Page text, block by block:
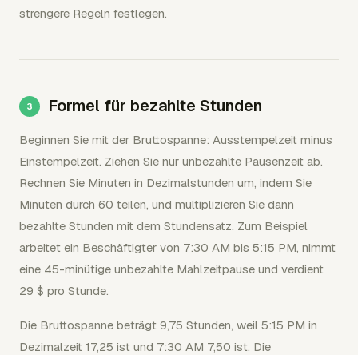
strengere Regeln festlegen.
Formel für bezahlte Stunden
Beginnen Sie mit der Bruttospanne: Ausstempelzeit minus
Einstempelzeit. Ziehen Sie nur unbezahlte Pausenzeit ab.
Rechnen Sie Minuten in Dezimalstunden um, indem Sie
Minuten durch 60 teilen, und multiplizieren Sie dann
bezahlte Stunden mit dem Stundensatz. Zum Beispiel
arbeitet ein Beschäftigter von 7:30 AM bis 5:15 PM, nimmt
eine 45-minütige unbezahlte Mahlzeitpause und verdient
29 $ pro Stunde.
Die Bruttospanne beträgt 9,75 Stunden, weil 5:15 PM in
Dezimalzeit 17,25 ist und 7:30 AM 7,50 ist. Die